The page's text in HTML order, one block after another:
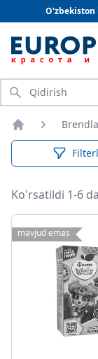
O'zbekiston
Qidirish
Bosh sahifa
Ko'rsatildi 1-6
mavjud emas